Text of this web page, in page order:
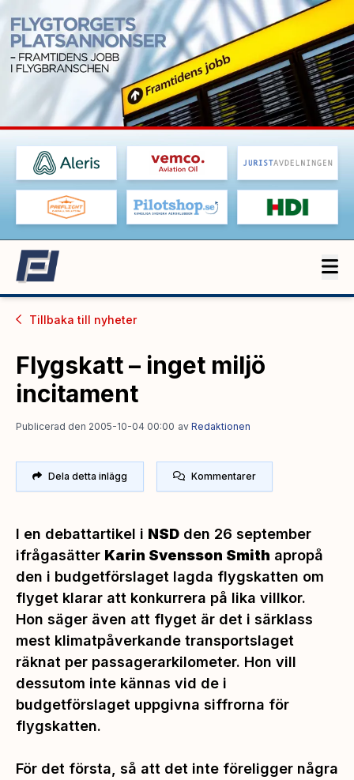
Tillbaka till nyheter
Flygskatt – inget miljö
incitament
Publicerad den 2005-10-04 00:00 av Redaktionen
Dela detta inlägg Kommentarer
I en debattartikel i NSD den 26 september
ifrågasätter Karin Svensson Smith apropå
den i budgetförslaget lagda flygskatten om
flyget klarar att konkurrera på lika villkor.
Hon säger även att flyget är det i särklass
mest klimatpåverkande transportslaget
räknat per passagerarkilometer. Hon vill
dessutom inte kännas vid de i
budgetförslaget uppgivna siffrorna för
flygskatten.
För det första, så att det inte föreligger några